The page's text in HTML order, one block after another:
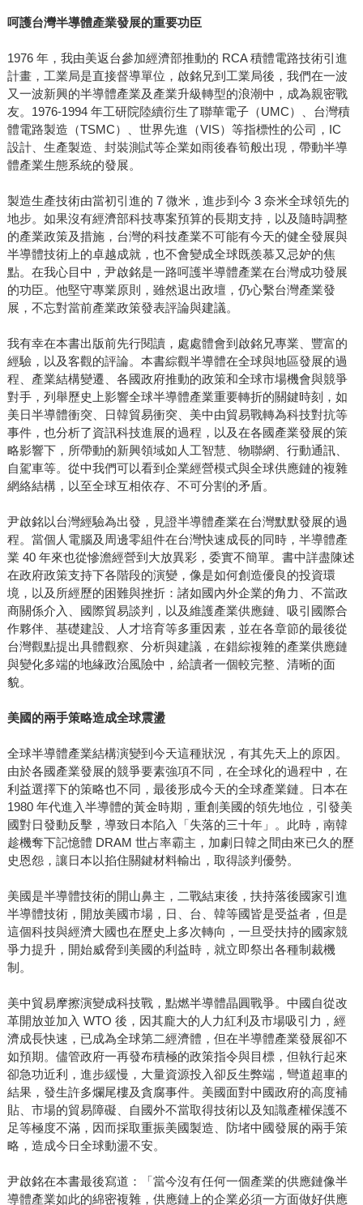
呵護台灣半導體產業發展的重要功臣
1976 年，我由美返台參加經濟部推動的 RCA 積體電路技術引進
計畫，工業局是直接督導單位，啟銘兄到工業局後，我們在一波
又一波新興的半導體產業及產業升級轉型的浪潮中，成為親密戰
友。1976-1994 年工研院陸續衍生了聯華電子（UMC）、台灣積
體電路製造（TSMC）、世界先進（VIS）等指標性的公司，IC
設計、生產製造、封裝測試等企業如雨後春筍般出現，帶動半導
體產業生態系統的發展。
製造生產技術由當初引進的 7 微米，進步到今 3 奈米全球領先的
地步。如果沒有經濟部科技專案預算的長期支持，以及隨時調整
的產業政策及措施，台灣的科技產業不可能有今天的健全發展與
半導體技術上的卓越成就，也不會變成全球既羨慕又忌妒的焦
點。在我心目中，尹啟銘是一路呵護半導體產業在台灣成功發展
的功臣。他堅守專業原則，雖然退出政壇，仍心繫台灣產業發
展，不忘對當前產業政策發表評論與建議。
我有幸在本書出版前先行閱讀，處處體會到啟銘兄專業、豐富的
經驗，以及客觀的評論。本書綜觀半導體在全球與地區發展的過
程、產業結構變遷、各國政府推動的政策和全球市場機會與競爭
對手，列舉歷史上影響全球半導體產業重要轉折的關鍵時刻，如
美日半導體衝突、日韓貿易衝突、美中由貿易戰轉為科技對抗等
事件，也分析了資訊科技進展的過程，以及在各國產業發展的策
略影響下，所帶動的新興領域如人工智慧、物聯網、行動通訊、
自駕車等。從中我們可以看到企業經營模式與全球供應鏈的複雜
網絡結構，以至全球互相依存、不可分割的矛盾。
尹啟銘以台灣經驗為出發，見證半導體產業在台灣默默發展的過
程。當個人電腦及周邊零組件在台灣快速成長的同時，半導體產
業 40 年來也從慘澹經營到大放異彩，委實不簡單。書中詳盡陳述
在政府政策支持下各階段的演變，像是如何創造優良的投資環
境，以及所經歷的困難與挫折：諸如國內外企業的角力、不當政
商關係介入、國際貿易談判，以及維護產業供應鏈、吸引國際合
作夥伴、基礎建設、人才培育等多重因素，並在各章節的最後從
台灣觀點提出具體觀察、分析與建議，在錯綜複雜的產業供應鏈
與變化多端的地緣政治風險中，給讀者一個較完整、清晰的面
貌。
美國的兩手策略造成全球震盪
全球半導體產業結構演變到今天這種狀況，有其先天上的原因。
由於各國產業發展的競爭要素強項不同，在全球化的過程中，在
利益選擇下的策略也不同，最後形成今天的全球產業鏈。日本在
1980 年代進入半導體的黃金時期，重創美國的領先地位，引發美
國對日發動反擊，導致日本陷入「失落的三十年」。此時，南韓
趁機奪下記憶體 DRAM 世占率霸主，加劇日韓之間由來已久的歷
史恩怨，讓日本以掐住關鍵材料輸出，取得談判優勢。
美國是半導體技術的開山鼻主，二戰結束後，扶持落後國家引進
半導體技術，開放美國市場，日、台、韓等國皆是受益者，但是
這個科技與經濟大國也在歷史上多次轉向，一旦受扶持的國家競
爭力提升，開始威脅到美國的利益時，就立即祭出各種制裁機
制。
美中貿易摩擦演變成科技戰，點燃半導體晶圓戰爭。中國自從改
革開放並加入 WTO 後，因其龐大的人力紅利及市場吸引力，經
濟成長快速，已成為全球第二經濟體，但在半導體產業發展卻不
如預期。儘管政府一再發布積極的政策指令與目標，但執行起來
卻急功近利，進步緩慢，大量資源投入卻反生弊端，彎道超車的
結果，發生許多爛尾樓及貪腐事件。美國面對中國政府的高度補
貼、市場的貿易障礙、自國外不當取得技術以及知識產權保護不
足等極度不滿，因而採取重振美國製造、防堵中國發展的兩手策
略，造成今日全球動盪不安。
尹啟銘在本書最後寫道：「當今沒有任何一個產業的供應鏈像半
導體產業如此的綿密複雜，供應鏈上的企業必須一方面做好供應